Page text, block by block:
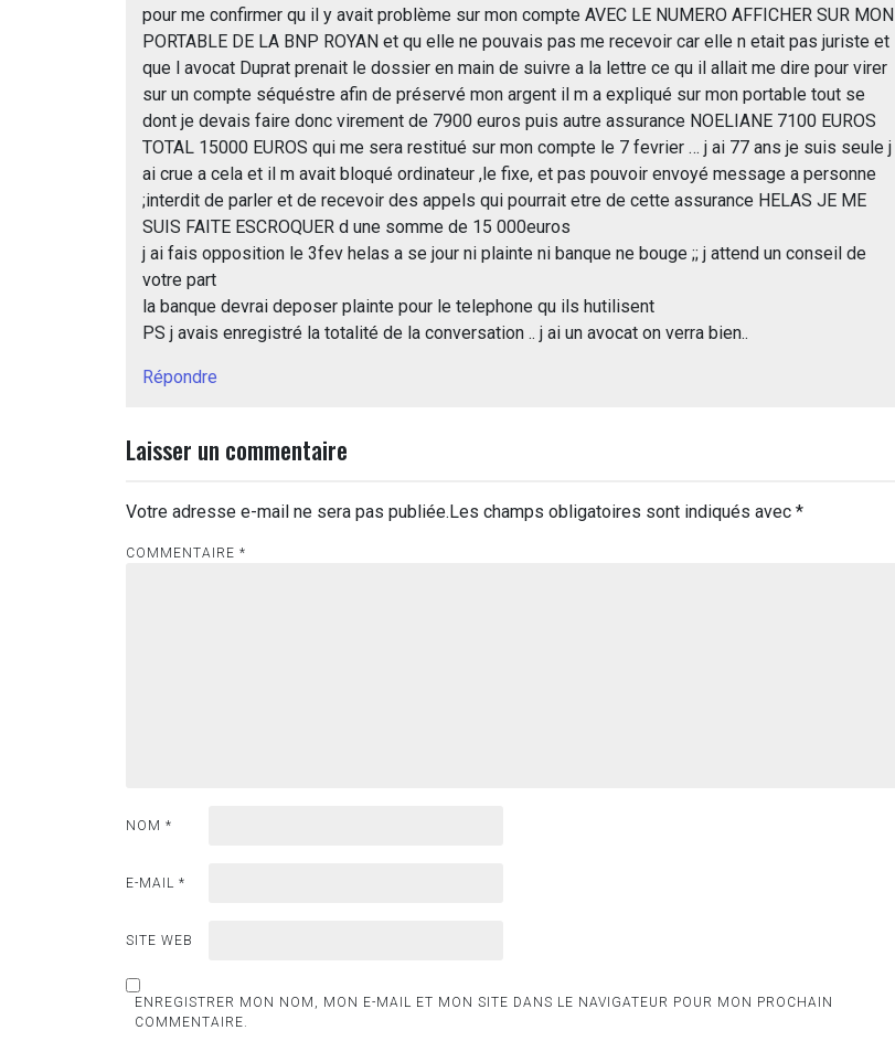
pour me confirmer qu il y avait problème sur mon compte AVEC LE NUMERO AFFICHER SUR MON
PORTABLE DE LA BNP ROYAN et qu elle ne pouvais pas me recevoir car elle n etait pas juriste et
que l avocat Duprat prenait le dossier en main de suivre a la lettre ce qu il allait me dire pour virer
sur un compte séquéstre afin de préservé mon argent il m a expliqué sur mon portable tout se
dont je devais faire donc virement de 7900 euros puis autre assurance NOELIANE 7100 EUROS
TOTAL 15000 EUROS qui me sera restitué sur mon compte le 7 fevrier … j ai 77 ans je suis seule j
ai crue a cela et il m avait bloqué ordinateur ,le fixe, et pas pouvoir envoyé message a personne
;interdit de parler et de recevoir des appels qui pourrait etre de cette assurance HELAS JE ME
SUIS FAITE ESCROQUER d une somme de 15 000euros
j ai fais opposition le 3fev helas a se jour ni plainte ni banque ne bouge ;; j attend un conseil de
votre part
la banque devrai deposer plainte pour le telephone qu ils hutilisent
PS j avais enregistré la totalité de la conversation .. j ai un avocat on verra bien..
Répondre
Laisser un commentaire
Votre adresse e-mail ne sera pas publiée.Les champs obligatoires sont indiqués avec *
COMMENTAIRE *
NOM *
E-MAIL *
SITE WEB
ENREGISTRER MON NOM, MON E-MAIL ET MON SITE DANS LE NAVIGATEUR POUR MON PROCHAIN
COMMENTAIRE.